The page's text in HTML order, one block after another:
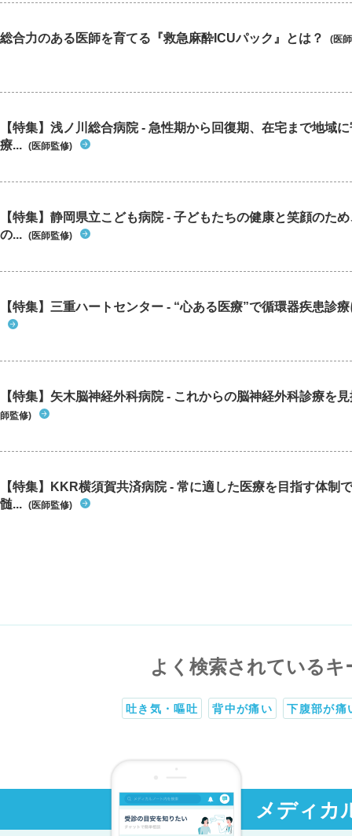
総合力のある医師を育てる『救急麻酔ICUパック』とは？ (医
【特集】浅ノ川総合病院 - 急性期から回復期、在宅まで地域
療... (医師監修)
【特集】静岡県立こども病院 - 子どもたちの健康と笑顔のた
の... (医師監修)
【特集】三重ハートセンター - “心ある医療”で循環器疾患診
【特集】矢木脳神経外科病院 - これからの脳神経外科診療を
師監修)
【特集】KKR横須賀共済病院 - 常に適した医療を目指す体制
髄... (医師監修)
よく検索されているキ
吐き気・嘔吐 背中が痛い 下腹部が痛
メディカ